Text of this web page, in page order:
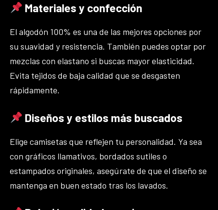
Materiales y confección
El algodón 100% es una de las mejores opciones por
su suavidad y resistencia. También puedes optar por
mezclas con elastano si buscas mayor elasticidad.
Evita tejidos de baja calidad que se desgasten
rápidamente.
Diseños y estilos más buscados
Elige camisetas que reflejen tu personalidad. Ya sea
con gráficos llamativos, bordados sutiles o
estampados originales, asegúrate de que el diseño se
mantenga en buen estado tras los lavados.